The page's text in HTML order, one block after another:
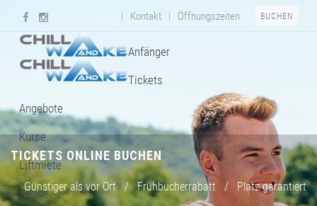
| Kontakt | Öffnungszeiten BUCHEN
Anfänger
Tickets
Angebote
Kurse
Liftmiete
Preise
TICKETS ONLINE BUCHEN
Günstiger als vor Ort / Frühbucherrabatt / Platz garantiert